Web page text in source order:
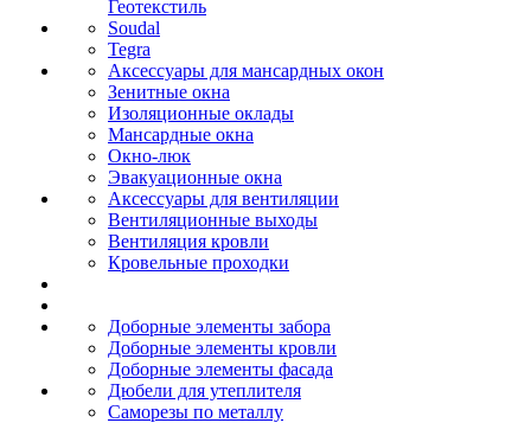
Геотекстиль
Soudal
Tegra
Аксессуары для мансардных окон
Зенитные окна
Изоляционные оклады
Мансардные окна
Окно-люк
Эвакуационные окна
Аксессуары для вентиляции
Вентиляционные выходы
Вентиляция кровли
Кровельные проходки
Доборные элементы забора
Доборные элементы кровли
Доборные элементы фасада
Дюбели для утеплителя
Саморезы по металлу